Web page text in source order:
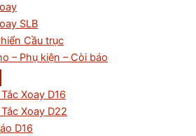
SLB
Cầu trục
– Phụ kiện – Còi báo
Xoay D16
Xoay D22
D16